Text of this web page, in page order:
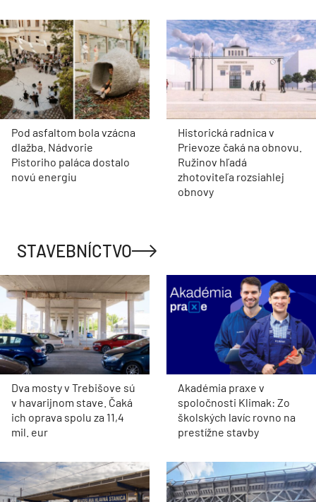
Pod asfaltom bola vzácna
dlažba. Nádvorie
Pistoriho paláca dostalo
novú energiu
Historická radnica v
Prievoze čaká na obnovu.
Ružinov hľadá
zhotoviteľa rozsiahlej
obnovy
STAVEBNÍCTVO
Dva mosty v Trebišove sú
v havarijnom stave. Čaká
ich oprava spolu za 11,4
mil. eur
Akadémia praxe v
spoločnosti Klimak: Zo
školských lavíc rovno na
prestížne stavby